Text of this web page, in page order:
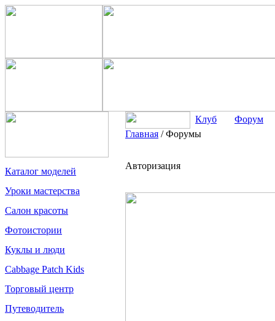
Каталог моделей
Уроки мастерства
Салон красоты
Фотоистории
Куклы и люди
Cabbage Patch Kids
Торговый центр
Путеводитель
Клуб
Форум
Главная /Форумы
Авторизация